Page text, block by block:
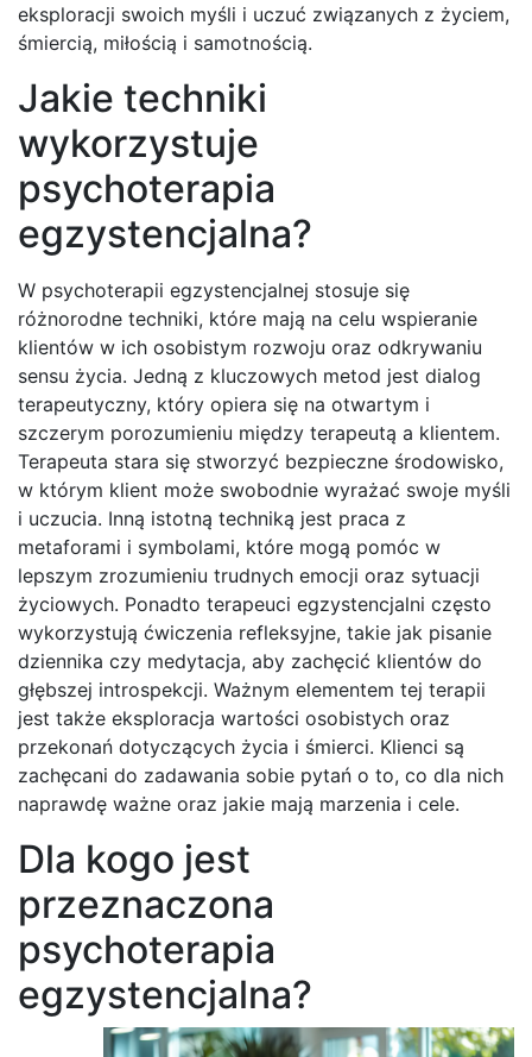
eksploracji swoich myśli i uczuć związanych z życiem,
śmiercią, miłością i samotnością.
Jakie techniki
wykorzystuje
psychoterapia
egzystencjalna?
W psychoterapii egzystencjalnej stosuje się
różnorodne techniki, które mają na celu wspieranie
klientów w ich osobistym rozwoju oraz odkrywaniu
sensu życia. Jedną z kluczowych metod jest dialog
terapeutyczny, który opiera się na otwartym i
szczerym porozumieniu między terapeutą a klientem.
Terapeuta stara się stworzyć bezpieczne środowisko,
w którym klient może swobodnie wyrażać swoje myśli
i uczucia. Inną istotną techniką jest praca z
metaforami i symbolami, które mogą pomóc w
lepszym zrozumieniu trudnych emocji oraz sytuacji
życiowych. Ponadto terapeuci egzystencjalni często
wykorzystują ćwiczenia refleksyjne, takie jak pisanie
dziennika czy medytacja, aby zachęcić klientów do
głębszej introspekcji. Ważnym elementem tej terapii
jest także eksploracja wartości osobistych oraz
przekonań dotyczących życia i śmierci. Klienci są
zachęcani do zadawania sobie pytań o to, co dla nich
naprawdę ważne oraz jakie mają marzenia i cele.
Dla kogo jest
przeznaczona
psychoterapia
egzystencjalna?